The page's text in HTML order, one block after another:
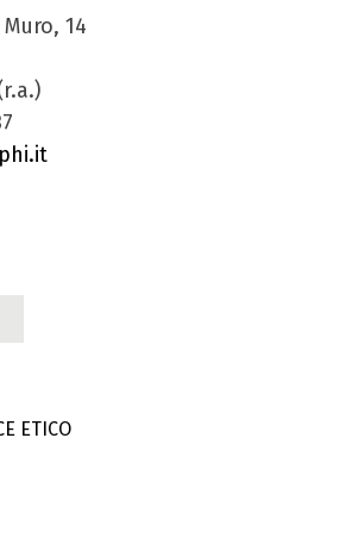
14
ETICO